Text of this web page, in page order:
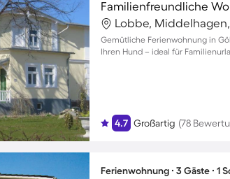
Lobbe,
Gemütliche Ferienwohnung in
Ihren Hund – ideal für
4.7 Großartig (78
Ferienwohnung ∙ 3 Gäste ∙ 1